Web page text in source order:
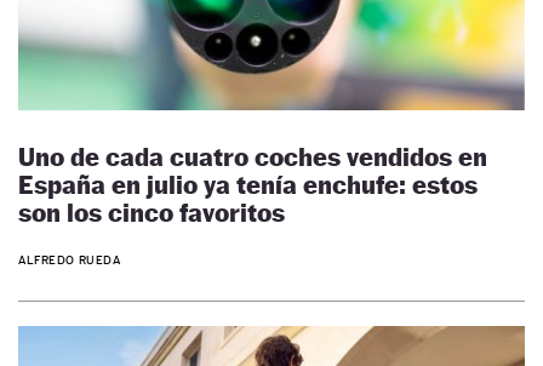
Uno de cada cuatro coches vendidos en
España en julio ya tenía enchufe: estos
son los cinco favoritos
ALFREDO RUEDA